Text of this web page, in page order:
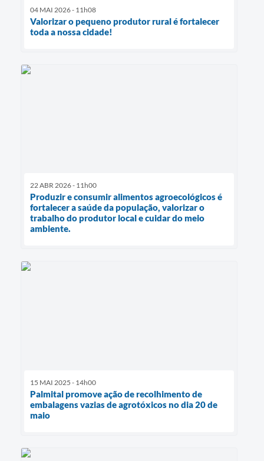
04 MAI 2026 - 11h08
Valorizar o pequeno produtor rural é fortalecer
toda a nossa cidade!
22 ABR 2026 - 11h00
Produzir e consumir alimentos agroecológicos é
fortalecer a saúde da população, valorizar o
trabalho do produtor local e cuidar do meio
ambiente.
15 MAI 2025 - 14h00
Palmital promove ação de recolhimento de
embalagens vazias de agrotóxicos no dia 20 de
maio